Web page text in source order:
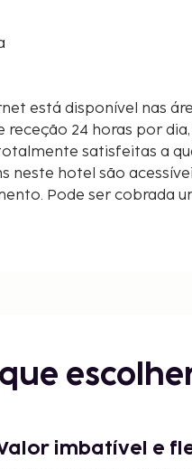
está disponível nas
24 horas por
satisfeitas a
neste hotel são
Pode ser cobrada
imbatível e